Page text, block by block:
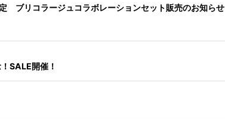
ブリコラージュコラボレーションセット販売のお知らせ
SALE開催！